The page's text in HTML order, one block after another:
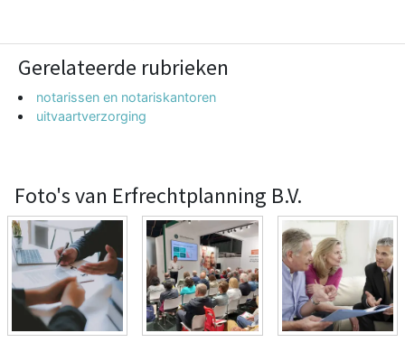
Gerelateerde rubrieken
notarissen en notariskantoren
uitvaartverzorging
Foto's van Erfrechtplanning B.V.